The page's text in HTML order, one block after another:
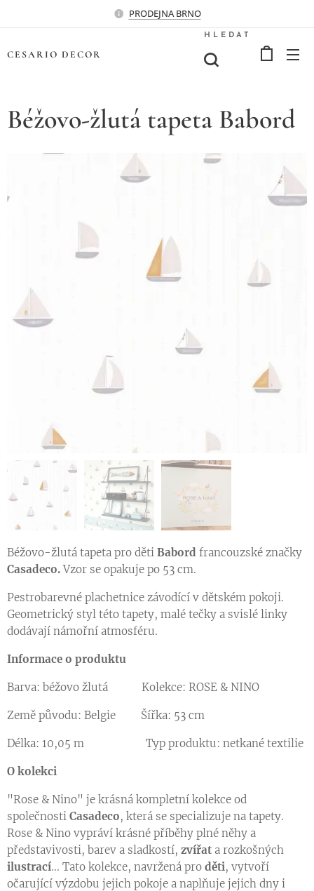
PRODEJNA BRNO
CESARIO DECOR
HLEDAT
Béžovo-žlutá tapeta Babord
Ukázka vzoru tapety v jiné barevné variantě
Vzorník dětských tapet z kolekce ROSE & NINO
Béžovo-žlutá tapeta pro děti Babord francouzské značky
Casadeco.Vzor se opakuje po 53 cm.
Pestrobarevné plachetnice závodící v dětském pokoji.
Geometrický styl této tapety, malé tečky a svislé linky
dodávají námořní atmosféru.
Informace o produktu
Barva: béžovo žlutá Kolekce: ROSE & NINO
Země původu: Belgie Šířka: 53 cm
Délka: 10,05 m Typ produktu: netkané textilie
O kolekci
"Rose & Nino" je krásná kompletní kolekce od
společnosti Casadeco, která se specializuje na tapety.
Rose & Nino vypráví krásné příběhy plné něhy a
představivosti, barev a sladkostí, zvířat a rozkošných
ilustrací... Tato kolekce, navržená pro děti, vytvoří
očarující výzdobu jejich pokoje a naplňuje jejich dny i